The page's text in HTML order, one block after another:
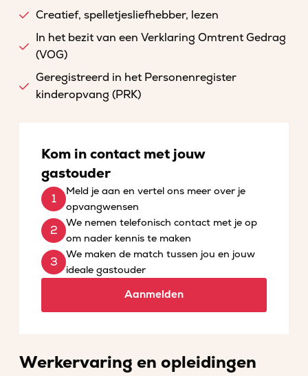
Creatief, spelletjesliefhebber, lezen
In het bezit van een Verklaring Omtrent Gedrag
(VOG)
Geregistreerd in het Personenregister
kinderopvang (PRK)
Kom in contact met jouw
gastouder
Meld je aan en vertel ons meer over je
opvangwensen
We nemen telefonisch contact met je op
om nader kennis te maken
We maken de match tussen jou en jouw
ideale gastouder
Aanmelden
Werkervaring en opleidingen